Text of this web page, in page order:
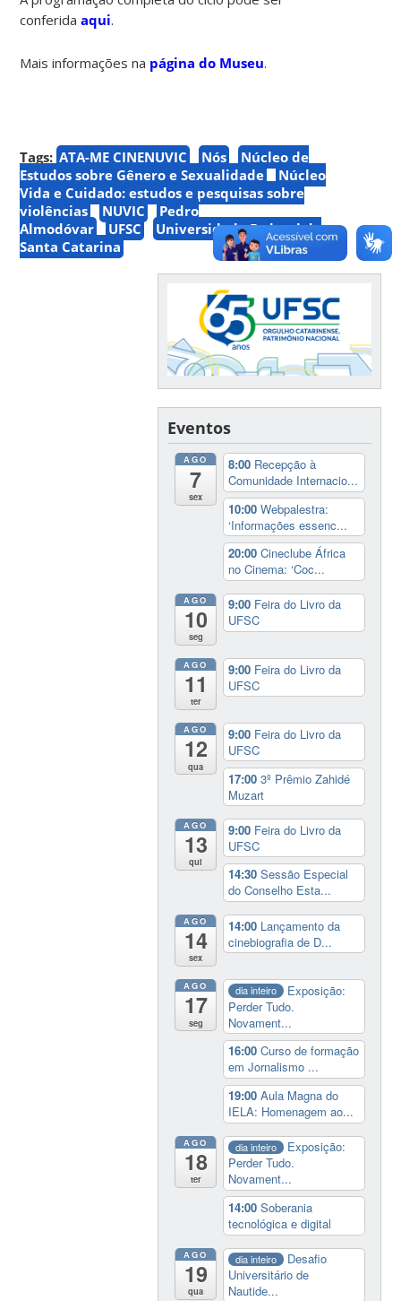
conferidaaqui.
Mais informações na página do Museu.
Tags: ATA-ME CINENUVIC Nós
Núcleo de
Estudos sobre Gênero e Sexualidade
Núcleo
Vida e Cuidado: estudos e pesquisas sobre
violências
NUVIC
Pedro
Almodóvar
UFSC
Universidade Federal de
Santa Catarina
Eventos
AGO
7
sex
8:00 Recepção à
Comunidade Internacio...
10:00Webpalestra:
‘Informações essenc...
20:00Cineclube África
no Cinema: ‘Coc...
AGO
10
seg
9:00 Feira do Livro da
UFSC
AGO
11
ter
9:00 Feira do Livro da
UFSC
AGO
12
qua
9:00 Feira do Livro da
UFSC
17:003º Prêmio Zahidé
Muzart
AGO
13
qui
9:00 Feira do Livro da
UFSC
14:30Sessão Especial
do Conselho Esta...
AGO
14
sex
14:00 Lançamento da
cinebiografia de D...
AGO
17
seg
dia inteiro
Exposição:
Perder Tudo.
Novament...
16:00Curso de formação
em Jornalismo ...
19:00Aula Magna do
IELA: Homenagem ao...
AGO
18
ter
dia inteiro
Exposição:
Perder Tudo.
Novament...
14:00Soberania
tecnológica e digital
AGO
19
qua
dia inteiro
Desafio
Universitário de
Nautide...